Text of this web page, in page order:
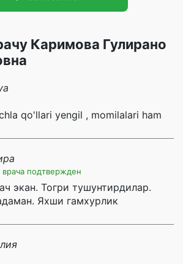
Каримова Гулирано
qo'llari yengil , momilalari ham
подтвержден
экан. Тогри тушунтирдилар.
Яхши гамхурлик